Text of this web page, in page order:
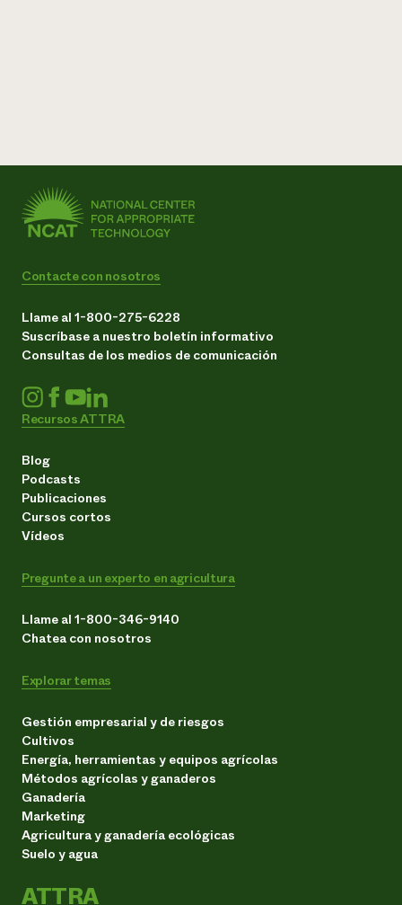
Contacte con nosotros
Llame al 1-800-275-6228
Suscríbase a nuestro boletín informativo
Consultas de los medios de comunicación
Recursos ATTRA
Blog
Podcasts
Publicaciones
Cursos cortos
Vídeos
Pregunte a un experto en agricultura
Llame al 1-800-346-9140
Chatea con nosotros
Explorar temas
Gestión empresarial y de riesgos
Cultivos
Energía, herramientas y equipos agrícolas
Métodos agrícolas y ganaderos
Ganadería
Marketing
Agricultura y ganadería ecológicas
Suelo y agua
ATTRA